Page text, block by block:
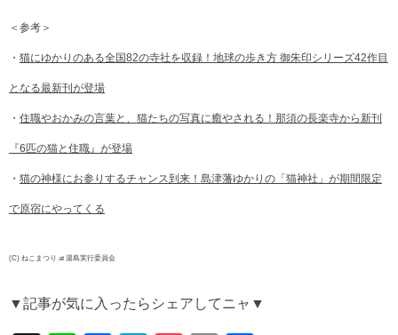
＜参考＞
・ 猫にゆかりのある全国82の寺社を収録！地球の歩き方 御朱印シリーズ42作目
となる最新刊が登場
・ 住職やおかみの言葉と、猫たちの写真に癒やされる！那須の長楽寺から新刊
『6匹の猫と住職』が登場
・ 猫の神様にお参りするチャンス到来！島津藩ゆかりの「猫神社」が期間限定
で原宿にやってくる
(C) ねこまつり at 湯島実行委員会
▼記事が気に入ったらシェアしてニャ▼